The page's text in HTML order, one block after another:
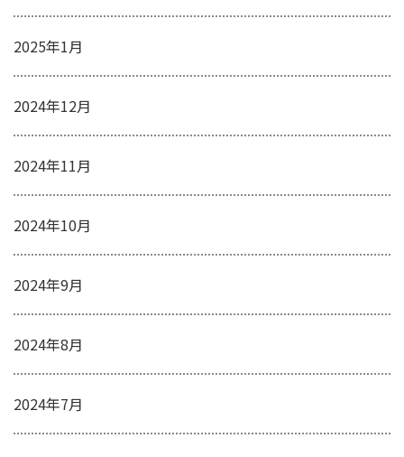
2025年1月
2024年12月
2024年11月
2024年10月
2024年9月
2024年8月
2024年7月